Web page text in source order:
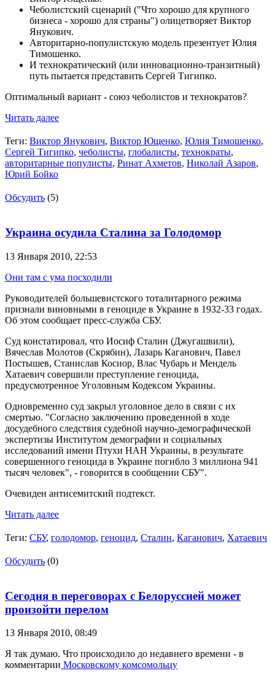
Чеболистский сценарий ("Что хорошо для крупного
бизнеса - хорошо для страны") олицетворяет Виктор
Янукович.
Авторитарно-популистскую модель презентует Юлия
Тимошенко.
И технократический (или инновационно-транзитный)
путь пытается представить Сергей Тигипко.
Оптимальный вариант - союз чеболистов и технократов?
Читать далее
Теги: Виктор Янукович, Виктор Ющенко, Юлия Тимошенко,
Сергей Тигипко, чеболисты, глобалисты, технократы,
авторитарные популисты, Ринат Ахметов, Николай Азаров,
Юрий Бойко
Обсудить (5)
Украина осудила Сталина за Голодомор
13 Января 2010, 22:53
Они там с ума посходили
Руководителей большевистского тоталитарного режима
признали виновными в геноциде в Украине в 1932-33 годах.
Об этом сообщает пресс-служба СБУ.
Суд констатировал, что Иосиф Сталин (Джугашвили),
Вячеслав Молотов (Скрябин), Лазарь Каганович, Павел
Постышев, Станислав Косиор, Влас Чубарь и Мендель
Хатаевич совершили преступление геноцида,
предусмотренное Уголовным Кодексом Украины.
Одновременно суд закрыл уголовное дело в связи с их
смертью. "Согласно заключению проведенной в ходе
досудебного следствия судебной научно-демографической
экспертизы Институтом демографии и социальных
исследований имени Птухи НАН Украины, в результате
совершенного геноцида в Украине погибло 3 миллиона 941
тысяч человек", - говорится в сообщении СБУ".
Очевиден антисемитский подтекст.
Читать далее
Теги: СБУ, голодомор, геноцид, Сталин, Каганович, Хатаевич
Обсудить (0)
Сегодня в переговорах с Белоруссией может
произойти перелом
13 Января 2010, 08:49
Я так думаю. Что происходило до недавнего времени - в
комментарии Московскому комсомольцу